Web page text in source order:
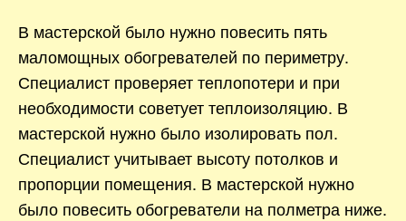
В мастерской было нужно повесить пять
маломощных обогревателей по периметру.
Специалист проверяет теплопотери и при
необходимости советует теплоизоляцию. В
мастерской нужно было изолировать пол.
Специалист учитывает высоту потолков и
пропорции помещения. В мастерской нужно
было повесить обогреватели на полметра ниже.